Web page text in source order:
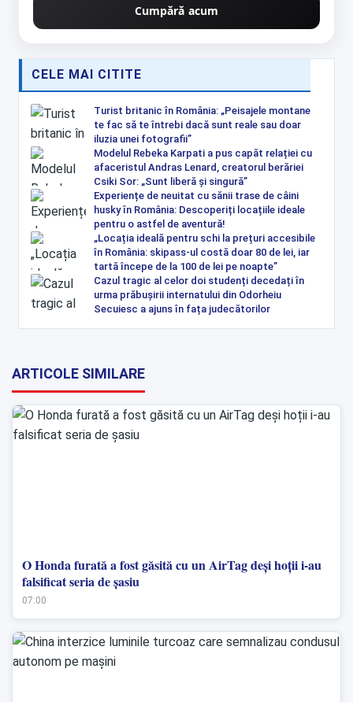
Cumpără acum
CELE MAI CITITE
Turist britanic în România: „Peisajele montane
te fac să te întrebi dacă sunt reale sau doar
iluzia unei fotografii”
Modelul Rebeka Karpati a pus capăt relației cu
afaceristul Andras Lenard, creatorul berăriei
Csiki Sor: „Sunt liberă și singură”
Experiențe de neuitat cu sănii trase de câini
husky în România: Descoperiți locațiile ideale
pentru o astfel de aventură!
„Locația ideală pentru schi la prețuri accesibile
în România: skipass-ul costă doar 80 de lei, iar
tartă începe de la 100 de lei pe noapte”
Cazul tragic al celor doi studenți decedați în
urma prăbușirii internatului din Odorheiu
Secuiesc a ajuns în fața judecătorilor
ARTICOLE SIMILARE
O Honda furată a fost găsită cu un AirTag deși hoții i-au
falsificat seria de șasiu
07:00